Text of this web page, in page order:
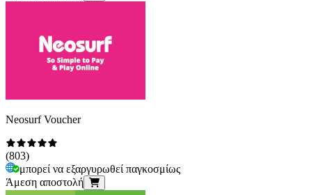
Neosurf Voucher
(803)
μπορεί να εξαργυρωθεί παγκοσμίως
Άμεση αποστολή